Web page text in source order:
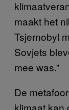
maakt het
Tsjernobyl
Sovjets
mee was.”
De